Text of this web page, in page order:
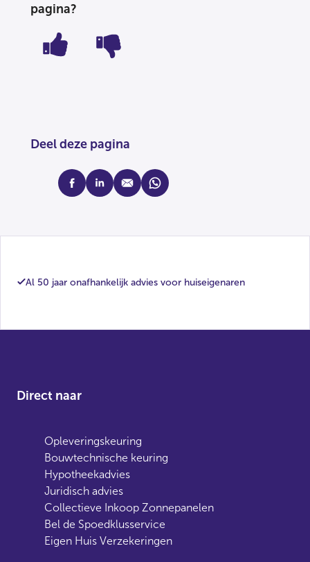
pagina?
Deel deze pagina
facebooklinkedinmail whatsapp
Al 50 jaar onafhankelijk advies voor huiseigenaren
Direct naar
Opleveringskeuring
Bouwtechnische keuring
Hypotheekadvies
Juridisch advies
Collectieve Inkoop Zonnepanelen
Bel de Spoedklusservice
Eigen Huis Verzekeringen